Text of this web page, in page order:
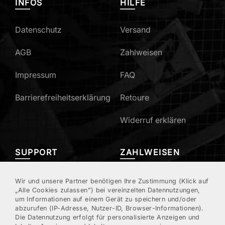
INFOS
Datenschutz
AGB
Impressum
Barrierefreiheitserklärung
HILFE
Versand
Zahlweisen
FAQ
Retoure
Widerruf erklären
SUPPORT
Mein Konto
Kundenregistrierung
ZAHLWEISEN
Wir und unsere Partner benötigen Ihre Zustimmung (Klick auf
„Alle Cookies zulassen”) bei vereinzelten Datennutzungen,
um Informationen auf einem Gerät zu speichern und/oder
abzurufen (IP-Adresse, Nutzer-ID, Browser-Informationen).
Die Datennutzung erfolgt für personalisierte Anzeigen und